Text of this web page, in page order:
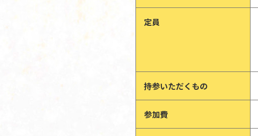
定員
持参いただくもの
参加費